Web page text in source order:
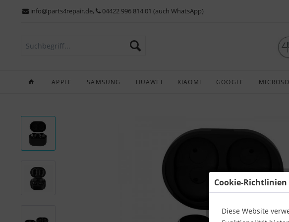
info@parts4repair.de, 04422 996 814 01 (auch WhatsApp)
APPLE SAMSUNG HUAWEI XIAOMI GOOGLE
Cookie-Richtlinien
Diese Website